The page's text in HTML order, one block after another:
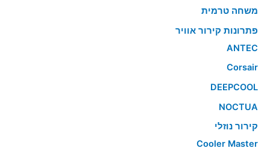
משחה טרמית
פתרונות קירור אוויר
ANTEC
Corsair
DEEPCOOL
NOCTUA
קירור נוזלי
Cooler Master